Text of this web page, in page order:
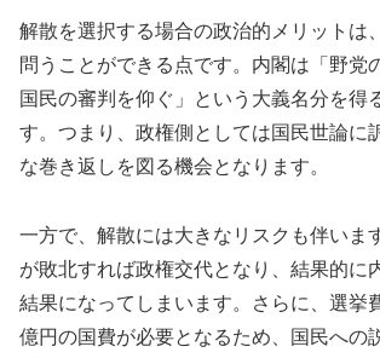
解散を選択する場合の政治的メリットは
問うことができる点です。内閣は「野党
国民の審判を仰ぐ」という大義名分を得
す。つまり、政権側としては国民世論に
な巻き返しを図る機会となります。
一方で、解散には大きなリスクも伴いま
が敗北すれば政権交代となり、結果的に
結果になってしまいます。さらに、選挙
億円の国費が必要となるため、国民への